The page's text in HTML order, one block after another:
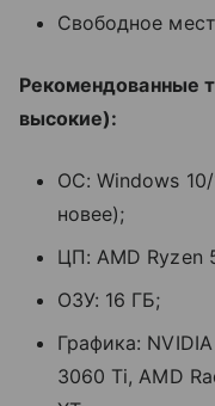
Свободное
Рекомендованные
высокие):
ОС: Windows
новее);
ЦП: AMD Ryzen
ОЗУ: 16 ГБ;
Графика:
3060 Ti, AMD